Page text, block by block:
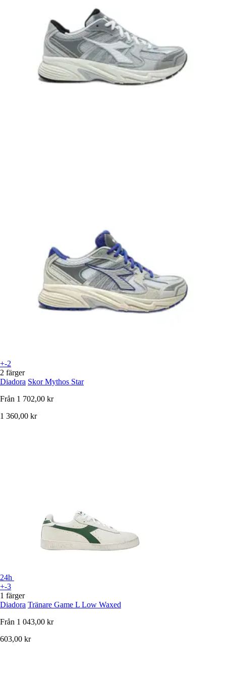
+-2
2 färger
Diadora Skor Mythos Star
Från 1 702,00 kr
1 360,00 kr
24h
+-3
1 färger
Diadora Tränare Game L Low Waxed
Från 1 043,00 kr
603,00 kr